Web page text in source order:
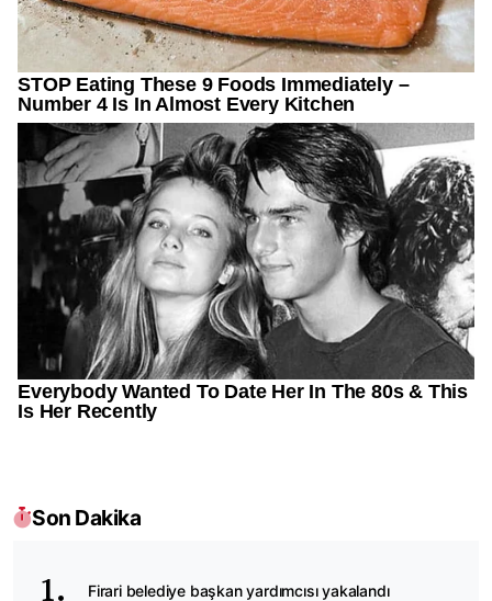
Son Dakika
Firari belediye başkan yardımcısı yakalandı